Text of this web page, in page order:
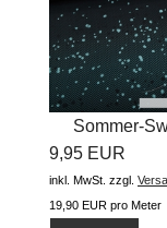
Sommer-
9,95 EUR
inkl. MwSt. zzgl.
19,90 EUR pro Meter